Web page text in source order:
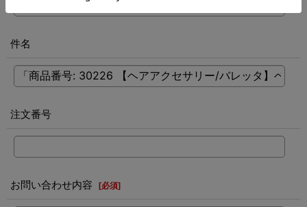
件名
注文番号
お問い合わせ内容 [必須]